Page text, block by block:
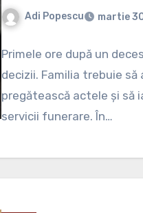
Adi Popescu martie
Primele ore după un
decizii. Familia trebuie să
pregătească actele și să
servicii funerare. În…